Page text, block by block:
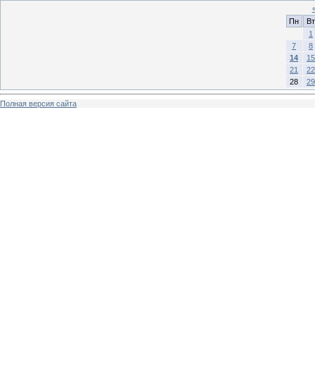
Пн
Вт
1
7
8
14
15
21
22
28
29
Полная версия сайта